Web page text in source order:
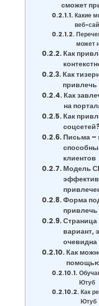
сможет
Какие
веб-
может
Как
Как
привлечь
Как
на
Как
Письма –
клиентов
Модель
Форма
привлечь
Страница
вариант,
очевидна
Как
помощью
Ютуб
Как
Ютуб